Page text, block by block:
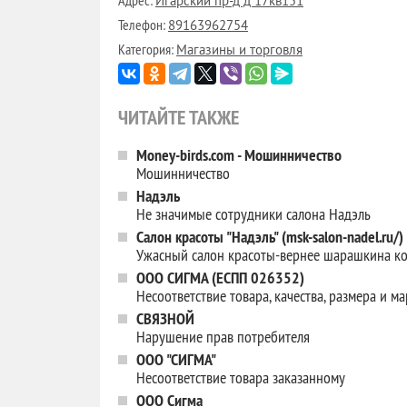
Телефон:89163962754
Категория:Магазины и торговля
ЧИТАЙТЕ ТАКЖЕ
Money-birds.com - Мошинничество
Мошинничество
Надэль
Не значимые сотрудники салона Надэль
Салон красоты "Надэль" (msk-salon-nadel.ru/)
Ужасный салон красоты-вернее шарашкина
ООО СИГМА (ЕСПП 026352)
Несоответствие товара, качества, размера и
СВЯЗНОЙ
Нарушение прав потребителя
ООО "СИГМА"
Несоответствие товара заказанному
ООО Сигма